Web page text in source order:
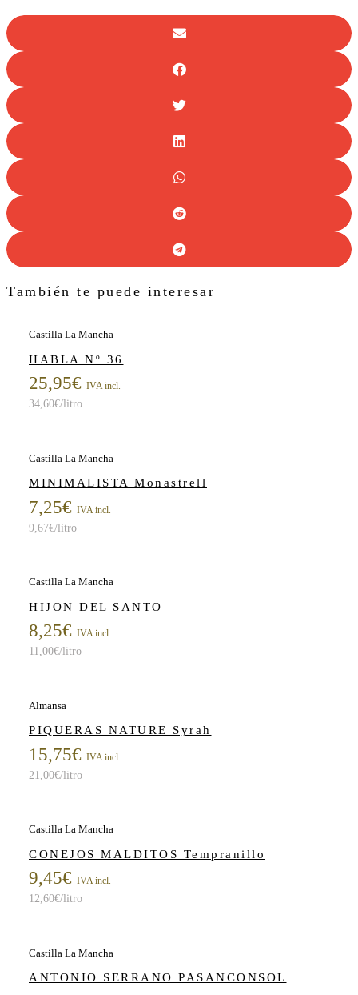
También te puede interesar
Castilla La Mancha
HABLA Nº 36
25,95€ IVA incl.
34,60€/litro
Castilla La Mancha
MINIMALISTA Monastrell
7,25€ IVA incl.
9,67€/litro
Castilla La Mancha
HIJON DEL SANTO
8,25€ IVA incl.
11,00€/litro
Almansa
PIQUERAS NATURE Syrah
15,75€ IVA incl.
21,00€/litro
Castilla La Mancha
CONEJOS MALDITOS Tempranillo
9,45€ IVA incl.
12,60€/litro
Castilla La Mancha
ANTONIO SERRANO PASANCONSOL